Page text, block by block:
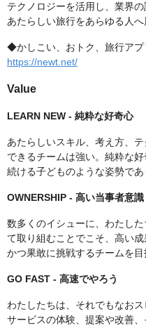
テクノロジーを活用し、業界の
あたらしい旅行をあらゆる人へ
◆かしこい、おトク、旅行アプ
https://newt.net/
Value
LEARN NEW - 純粋な好奇心
あたらしいスキル、考え方、
できるチームは強い。純粋な
続ける子どものような姿勢であ
OWNERSHIP - 高い当事者意識
数多くのイシューに、わたし
て取り組むことでこそ、高い
かつ果敢に挑戦するチームを目
GO FAST - 高速でやろう
わたしたちは、それでもなお
サービスの体験、提案や改善